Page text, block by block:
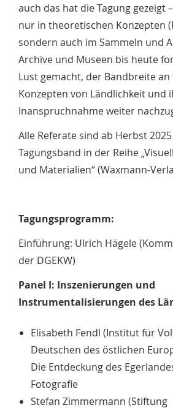
auch das hat die Tagung gezeigt
nur in theoretischen Konzepten
sondern auch im Sammeln und
Archive und Museen bis heute
Lust gemacht, der Bandbreite
Konzepten von Ländlichkeit und
Inanspruchnahme weiter
Alle Referate sind ab Herbst
Tagungsband in der Reihe
und Materialien“ (Waxmann-
Tagungsprogramm:
Einführung: Ulrich Hägele
der DGEKW)
Panel I: Inszenierungen und
Instrumentalisierungen des
Elisabeth Fendl (Institut für
Deutschen des östlichen
Die Entdeckung des
Fotografie
Stefan Zimmermann (Stiftung